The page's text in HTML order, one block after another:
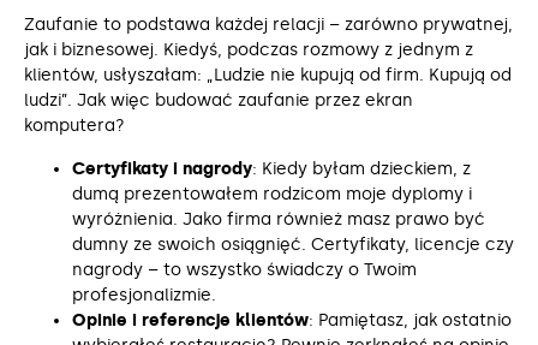
Zaufanie to podstawa każdej relacji – zarówno prywatnej,
jak i biznesowej. Kiedyś, podczas rozmowy z jednym z
klientów, usłyszałam: „Ludzie nie kupują od firm. Kupują od
ludzi”. Jak więc budować zaufanie przez ekran
komputera?
Certyfikaty i nagrody: Kiedy byłam dzieckiem, z
dumą prezentowałem rodzicom moje dyplomy i
wyróżnienia. Jako firma również masz prawo być
dumny ze swoich osiągnięć. Certyfikaty, licencje czy
nagrody – to wszystko świadczy o Twoim
profesjonalizmie.
Opinie i referencje klientów: Pamiętasz, jak ostatnio